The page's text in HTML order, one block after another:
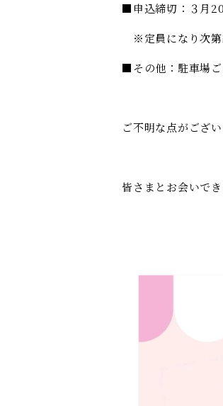
■申込締切：３月 20
※定員になり次第
■その他：駐車場
ご不明な点がござ
皆さまとお会いで